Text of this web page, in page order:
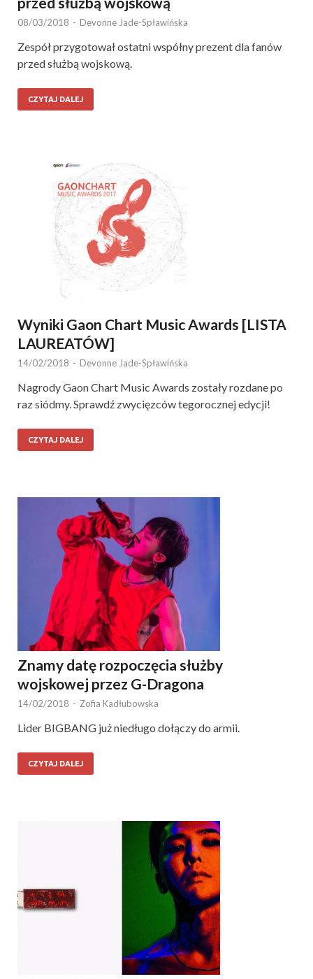
08/03/2018 - Devonne Jade-Spławińska
Zespół przygotował ostatni współny prezent dla fanów
przed służbą wojskową.
CZYTAJ DALEJ
Wyniki Gaon Chart Music Awards [LISTA
LAUREATÓW]
14/02/2018 - Devonne Jade-Spławińska
Nagrody Gaon Chart Music Awards zostały rozdane po
raz siódmy. Sprawdź zwycięzców tegorocznej edycji!
CZYTAJ DALEJ
Znamy datę rozpoczęcia służby
wojskowej przez G-Dragona
14/02/2018 - Zofia Kadłubowska
Lider BIGBANG już niedługo dołączy do armii.
CZYTAJ DALEJ